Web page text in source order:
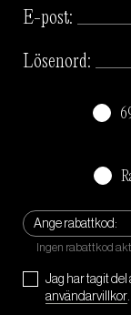
E-post:
Lösenord:
Ange rabattkod:
Jag har tagit
användarvillkor